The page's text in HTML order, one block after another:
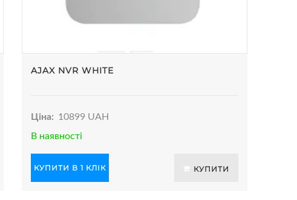
AJAX NVR WHITE
Ціна: 10899 UAH
В наявності
КУПИТИ В 1 КЛІК КУПИТИ